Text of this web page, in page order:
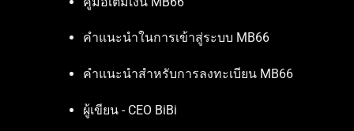
คำแนะนำในการเข้าสู่ระบบ MB66
คำแนะนำสำหรับการลงทะเบียน MB66
ผู้เขียน - CEO BiBi